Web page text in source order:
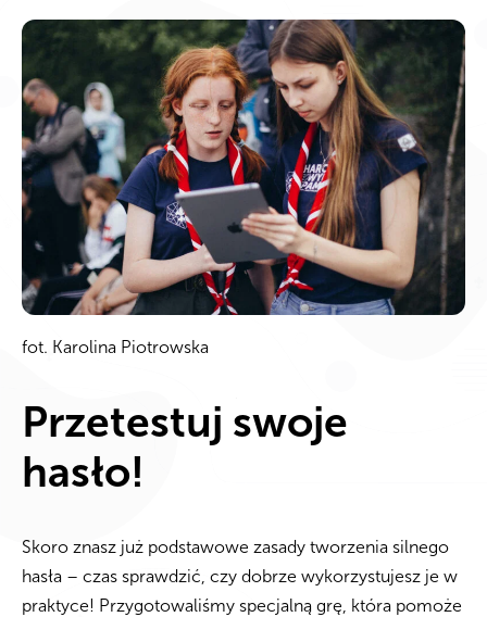
fot. Karolina Piotrowska
Przetestuj swoje
hasło!
Skoro znasz już podstawowe zasady tworzenia silnego
hasła – czas sprawdzić, czy dobrze wykorzystujesz je w
praktyce! Przygotowaliśmy specjalną grę, która pomoże